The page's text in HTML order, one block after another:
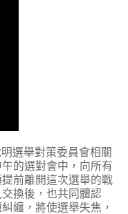
選舉對策委員會相關
的選對會中，向所有
前離開這次選舉的戰
換後，也共同體認
纏，將使選舉失焦，